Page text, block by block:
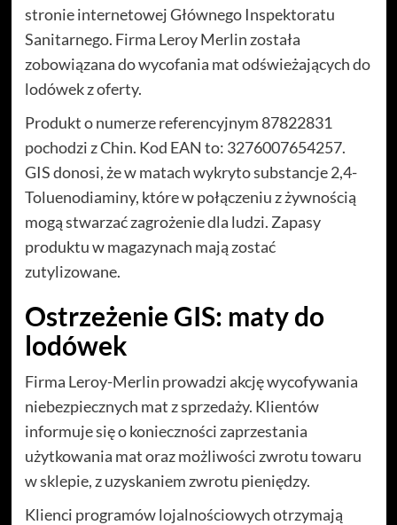
stronie internetowej Głównego Inspektoratu
Sanitarnego. Firma Leroy Merlin została
zobowiązana do wycofania mat odświeżających do
lodówek z oferty.
Produkt o numerze referencyjnym 87822831
pochodzi z Chin. Kod EAN to: 3276007654257.
GIS donosi, że w matach wykryto substancje 2,4-
Toluenodiaminy, które w połączeniu z żywnością
mogą stwarzać zagrożenie dla ludzi. Zapasy
produktu w magazynach mają zostać
zutylizowane.
Ostrzeżenie GIS: maty do
lodówek
Firma Leroy-Merlin prowadzi akcję wycofywania
niebezpiecznych mat z sprzedaży. Klientów
informuje się o konieczności zaprzestania
użytkowania mat oraz możliwości zwrotu towaru
w sklepie, z uzyskaniem zwrotu pieniędzy.
Klienci programów lojalnościowych otrzymają